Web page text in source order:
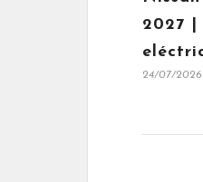
2027 |
24/07/2026